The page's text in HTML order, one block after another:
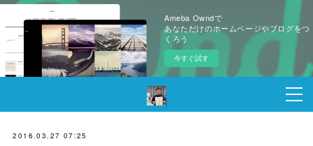
Ameba Owndで
あなただけのホームページやブログをつ
くろう
今すぐ試す
2016.03.27 07:25